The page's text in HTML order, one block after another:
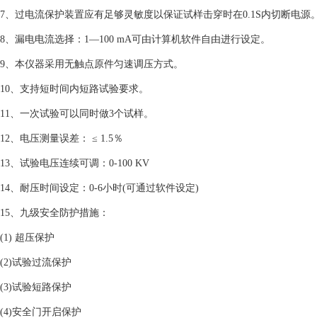
7、过电流保护装置应有足够灵敏度以保证试样击穿时在0.1S内切断电源
8、漏电电流选择：1—100 mA可由计算机软件自由进行设定。
9、本仪器采用无触点原件匀速调压方式。
10、支持短时间内短路试验要求。
11、一次试验可以同时做3个试样。
12、电压测量误差： ≤ 1.5％
13、试验电压连续可调：0-100 KV
14、耐压时间设定：0-6小时(可通过软件设定)
15、九级安全防护措施：
(1) 超压保护
(2)试验过流保护
(3)试验短路保护
(4)安全门开启保护